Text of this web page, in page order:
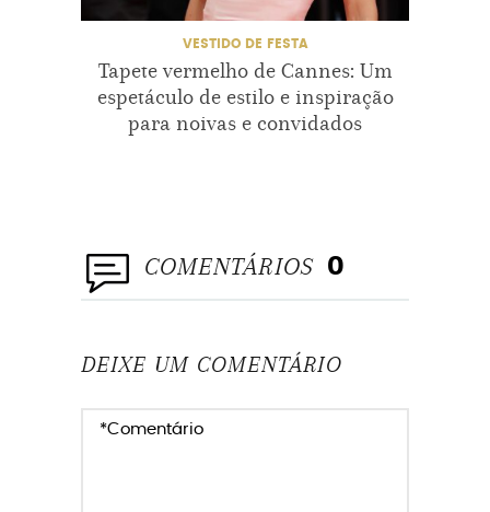
VESTIDO DE FESTA
Tapete vermelho de Cannes: Um
espetáculo de estilo e inspiração
para noivas e convidados
COMENTÁRIOS 0
DEIXE UM COMENTÁRIO